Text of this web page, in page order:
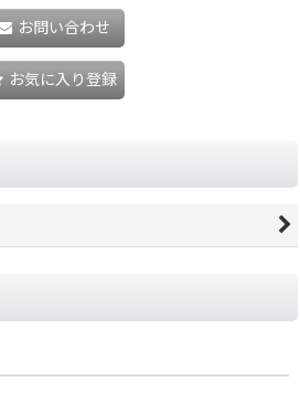
お問い合わせ
お気に入り登録